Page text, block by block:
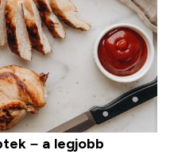
– a legjobb